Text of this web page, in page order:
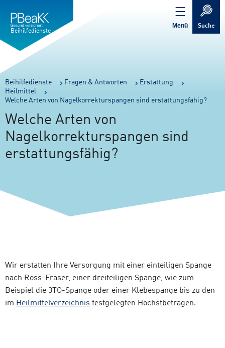
springen
springen
Verweis
zur
Startseite
Beihilfedienste
Menü Suche
Sie
sind
Beihilfedienste Fragen & Antworten
Erstattung
Heilmittel
Welche Arten von Nagelkorrekturspangen sind erstattungsfähig?
Welche Arten von
Nagelkorrekturspangen sind
erstattungsfähig?
Wir erstatten Ihre Versorgung mit einer einteiligen Spange
nach Ross-Fraser, einer dreiteiligen Spange, wie zum
Beispiel die 3TO-Spange oder einer Klebespange bis zu den
im Heilmittelverzeichnis festgelegten Höchstbeträgen.